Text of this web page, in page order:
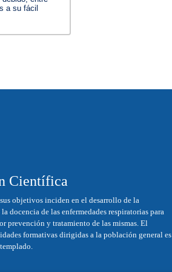
a su fácil
Científica
objetivos inciden en el desarrollo de la
docencia de las enfermedades respiratorias para
prevención y tratamiento de las mismas. El
formativas dirigidas a la población general es